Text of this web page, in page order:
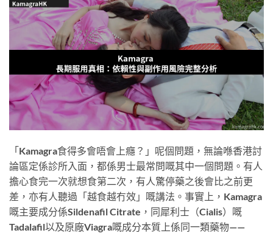
「Kamagra食得多會唔會上癮？」呢個問題，無論喺香港討
論區定係診所入面，都係男士最常問嘅其中一個問題。有人
擔心食完一次就想食第二次，有人驚停藥之後會比之前更
差，亦有人聽過「越食越冇效」嘅講法。事實上，Kamagra
嘅主要成分係Sildenafil Citrate，同犀利士（Cialis）嘅
Tadalafil以及原廠Viagra嘅成分本質上係同一類藥物——